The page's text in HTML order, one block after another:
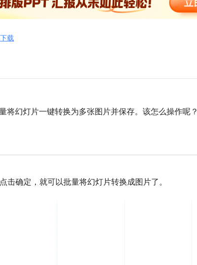
载
将幻灯片一键转换为多张图片并保存。该怎么操作呢？
击确定，就可以批量将幻灯片转换成图片了。